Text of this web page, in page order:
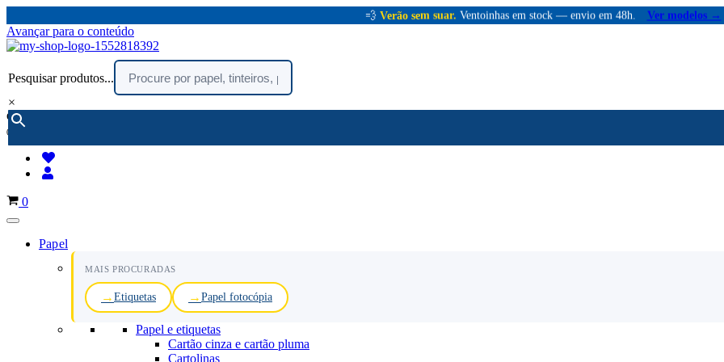
💨 Verão sem suar. Ventoinhas em stock — envio em 48h. Ver modelos →
Avançar para o conteúdo
Pesquisar produtos...
×
encomendar por telefone :
(chamada rede fixa nacional)
Carrinho
0
Papel
MAIS PROCURADAS
Etiquetas Papel fotocópia
Papel e etiquetas
Cartão cinza e cartão pluma
Cartolinas